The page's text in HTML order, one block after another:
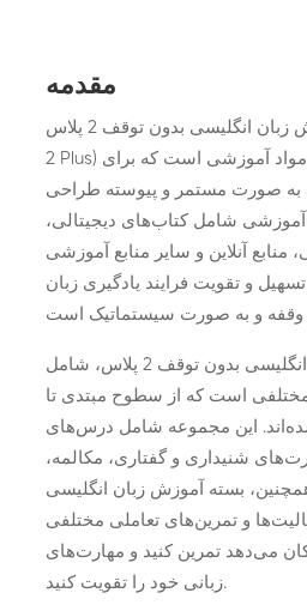
مقدمه
آموزش زبان انگلیسی بدون توقف 2 پلاس (Nonstop English
2 Plus) یک مجموعه از منابع و مواد آموزشی است که برای
به صورت مستمر و پیوسته طراحی
شامل کتاب‌های دیجیتالی،
منابع آنلاین و سایر منابع آموزشی
و تقویت فرایند یادگیری زبان
بسته آموزش زبان انگلیسی بدون توقف 2 پلاس، شامل
است که از سطوح مبتدی تا
این مجموعه شامل درس‌های
شنیداری و گفتاری، مکالمه،
بسته آموزش زبان انگلیسی
و تمرین‌های تعاملی مختلفی
می‌دهد تمرین کنید و مهارت‌های
زبانی خود را تقویت کنید.